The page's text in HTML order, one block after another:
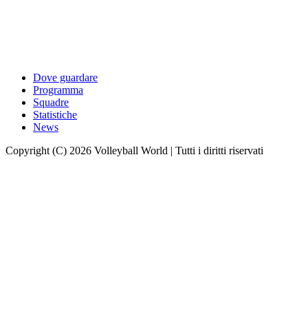
Dove guardare
Programma
Squadre
Statistiche
News
Copyright (C) 2026 Volleyball World | Tutti i diritti riservati